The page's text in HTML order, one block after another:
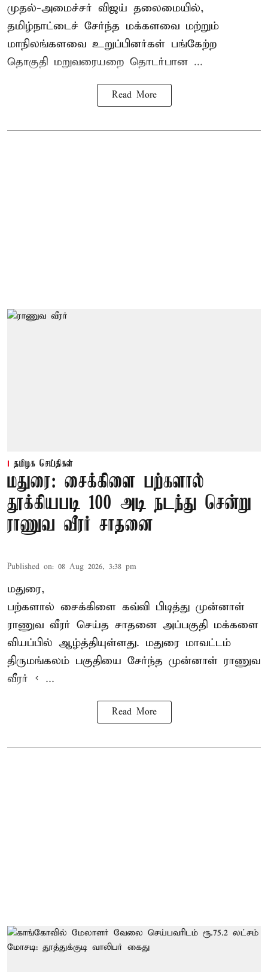
முதல்-அமைச்சர் விஜய் தலைமையில்,
தமிழ்நாட்டைச் சேர்ந்த மக்களவை மற்றும்
மாநிலங்களவை உறுப்பினர்கள் பங்கேற்ற
தொகுதி மறுவரையறை தொடர்பான ...
Read More
தமிழக செய்திகள்
மதுரை: சைக்கிளை பற்களால்
தூக்கியபடி 100 அடி நடந்து சென்று
ராணுவ வீரர் சாதனை
Published on: 08 Aug 2026, 3:38 pm
மதுரை,
பற்களால் சைக்கிளை கவ்வி பிடித்து முன்னாள்
ராணுவ வீரர் செய்த சாதனை அப்பகுதி மக்களை
வியப்பில் ஆழ்த்தியுள்ளது. மதுரை மாவட்டம்
திருமங்கலம் பகுதியை சேர்ந்த முன்னாள் ராணுவ
வீரர் < ...
Read More